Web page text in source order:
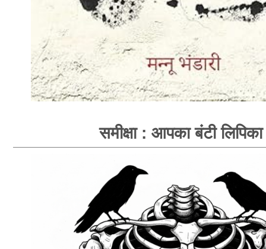
समीक्षा : आपका बंटी लिपिका